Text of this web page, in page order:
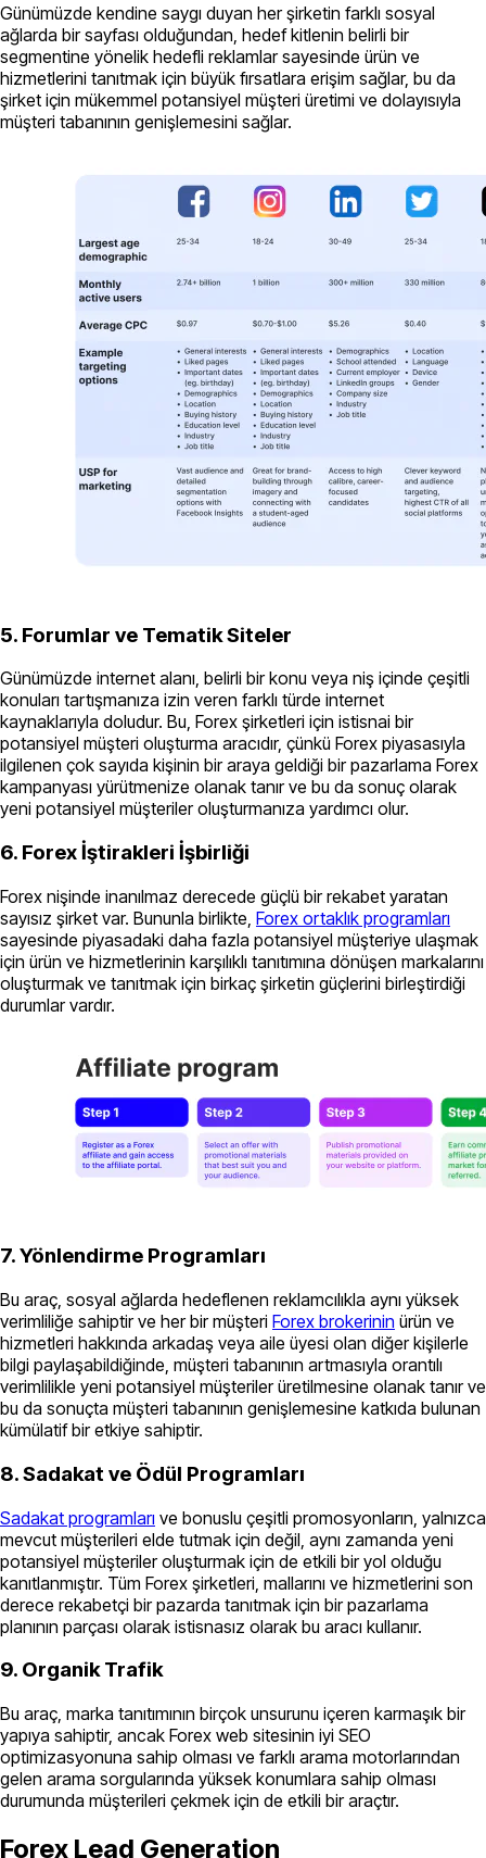
Günümüzde kendine saygı duyan her şirketin farklı sosyal
ağlarda bir sayfası olduğundan, hedef kitlenin belirli bir
segmentine yönelik hedefli reklamlar sayesinde ürün ve
hizmetlerini tanıtmak için büyük fırsatlara erişim sağlar, bu da
şirket için mükemmel potansiyel müşteri üretimi ve dolayısıyla
müşteri tabanının genişlemesini sağlar.
5. Forumlar ve Tematik Siteler
Günümüzde internet alanı, belirli bir konu veya niş içinde çeşitli
konuları tartışmanıza izin veren farklı türde internet
kaynaklarıyla doludur. Bu, Forex şirketleri için istisnai bir
potansiyel müşteri oluşturma aracıdır, çünkü Forex piyasasıyla
ilgilenen çok sayıda kişinin bir araya geldiği bir pazarlama Forex
kampanyası yürütmenize olanak tanır ve bu da sonuç olarak
yeni potansiyel müşteriler oluşturmanıza yardımcı olur.
6. Forex İştirakleri İşbirliği
Forex nişinde inanılmaz derecede güçlü bir rekabet yaratan
sayısız şirket var. Bununla birlikte, Forex ortaklık programları
sayesinde piyasadaki daha fazla potansiyel müşteriye ulaşmak
için ürün ve hizmetlerinin karşılıklı tanıtımına dönüşen markalarını
oluşturmak ve tanıtmak için birkaç şirketin güçlerini birleştirdiği
durumlar vardır.
7. Yönlendirme Programları
Bu araç, sosyal ağlarda hedeflenen reklamcılıkla aynı yüksek
verimliliğe sahiptir ve her bir müşteri Forex brokerinin ürün ve
hizmetleri hakkında arkadaş veya aile üyesi olan diğer kişilerle
bilgi paylaşabildiğinde, müşteri tabanının artmasıyla orantılı
verimlilikle yeni potansiyel müşteriler üretilmesine olanak tanır ve
bu da sonuçta müşteri tabanının genişlemesine katkıda bulunan
kümülatif bir etkiye sahiptir.
8. Sadakat ve Ödül Programları
Sadakat programları ve bonuslu çeşitli promosyonların, yalnızca
mevcut müşterileri elde tutmak için değil, aynı zamanda yeni
potansiyel müşteriler oluşturmak için de etkili bir yol olduğu
kanıtlanmıştır. Tüm Forex şirketleri, mallarını ve hizmetlerini son
derece rekabetçi bir pazarda tanıtmak için bir pazarlama
planının parçası olarak istisnasız olarak bu aracı kullanır.
9. Organik Trafik
Bu araç, marka tanıtımının birçok unsurunu içeren karmaşık bir
yapıya sahiptir, ancak Forex web sitesinin iyi SEO
optimizasyonuna sahip olması ve farklı arama motorlarından
gelen arama sorgularında yüksek konumlara sahip olması
durumunda müşterileri çekmek için de etkili bir araçtır.
Forex Lead Generation